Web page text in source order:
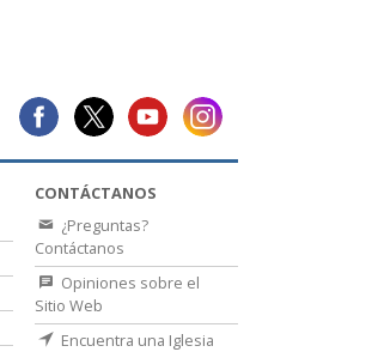
CONTÁCTANOS
¿Preguntas?
Contáctanos
Opiniones sobre el
Sitio Web
Encuentra una Iglesia